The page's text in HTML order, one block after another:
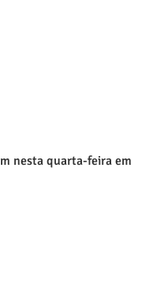
nesta quarta-feira em